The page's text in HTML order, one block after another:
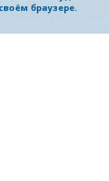
браузере.